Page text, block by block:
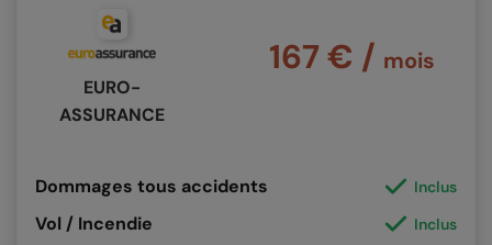
EURO-
ASSURANCE
Dommages tous accidents Inclus
Vol / Incendie Inclus
167 € / mois